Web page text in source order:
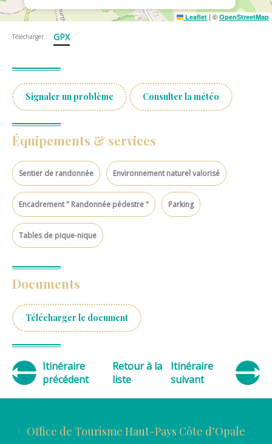
Leaflet | © OpenStreetMap
Télécharger : GPX
Signaler un problème Consulter la météo
Équipements & services
Sentier de randonnée Environnement naturel valorisé
Encadrement " Randonnée pédestre " Parking
Tables de pique-nique
Documents
Télécharger le document
Itinéraire
précédent
Retour à la
liste
Itinéraire
suivant
Office de Tourisme Haut-Pays Côte d’Opale